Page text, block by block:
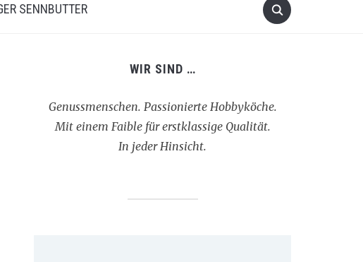
SENNBUTTER
WIR SIND …
Genussmenschen. Passionierte Hobbyköche.
Mit einem Faible für erstklassige Qualität.
In jeder Hinsicht.